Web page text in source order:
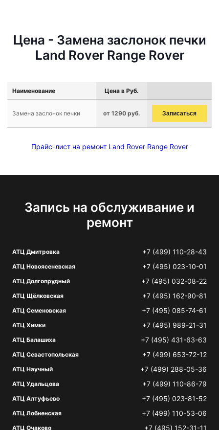
Цена - Замена заслонок печки
Land Rover Range Rover
Наименование Цена в Руб.
Замена заслонок печки от 1290 руб. Записаться
Прайс-лист на ремонт Land Rover Range Rover
Запись на обслуживание и
ремонт
АТЦ Дмитровка +7 (499) 110-28-43
АТЦ Новоясеневская +7 (495) 023-10-01
АТЦ Долгопрудный +7 (495) 032-08-22
АТЦ Щёлковская +7 (495) 162-90-81
АТЦ Семеновская +7 (495) 085-74-61
АТЦ Химки +7 (495) 989-21-31
АТЦ Балашиха +7 (495) 431-63-63
АТЦ Севастопольская +7 (499) 653-72-12
АТЦ Научный +7 (499) 288-05-36
АТЦ Удальцова +7 (499) 110-86-79
АТЦ Алтуфьево +7 (495) 023-81-52
АТЦ Лобненская +7 (499) 110-53-06
АТЦ Очаково +7 (495) 152-31-11